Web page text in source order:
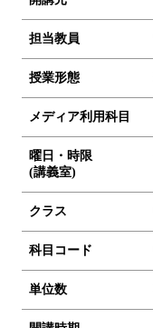
担当教員
授業形態
メディア利用科目
曜日・時限
(講義室)
クラス
科目コード
単位数